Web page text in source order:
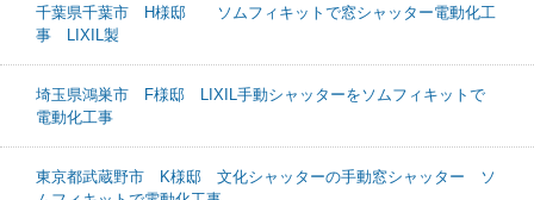
千葉県千葉市 H様邸 ソムフィキットで窓シャッター電動化工
事 LIXIL製
埼玉県鴻巣市 F様邸 LIXIL手動シャッターをソムフィキットで
電動化工事
東京都武蔵野市 K様邸 文化シャッターの手動窓シャッター ソ